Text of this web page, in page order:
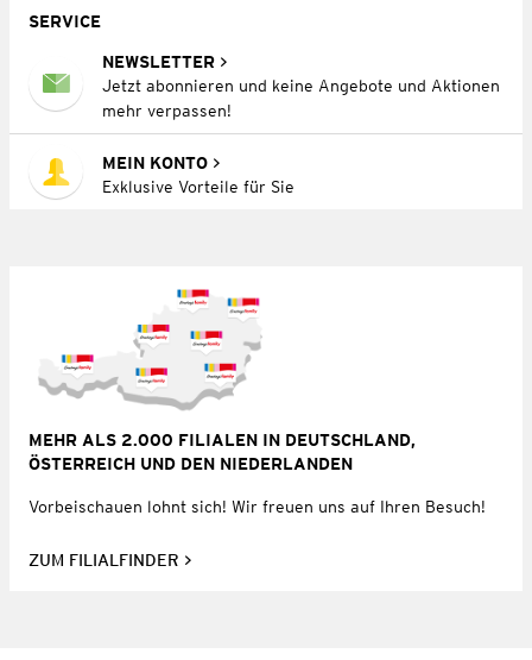
SERVICE
NEWSLETTER
Jetzt abonnieren und keine Angebote und Aktionen
mehr verpassen!
MEIN KONTO
Exklusive Vorteile für Sie
MEHR ALS 2.000 FILIALEN IN DEUTSCHLAND,
ÖSTERREICH UND DEN NIEDERLANDEN
Vorbeischauen lohnt sich! Wir freuen uns auf Ihren Besuch!
ZUM FILIALFINDER